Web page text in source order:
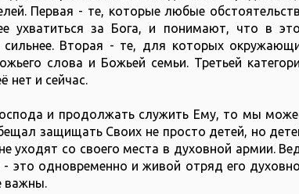
Первая - те, которые любые
ухватиться за Бога, и понимают, что в
сильнее. Вторая - те, для которых
слова и Божьей семьи. Третьей
нет и сейчас.
и продолжать служить Ему, то мы
защищать Своих не просто детей, но
уходят со своего места в духовной армии.
- это одновременно и живой отряд его
важны.